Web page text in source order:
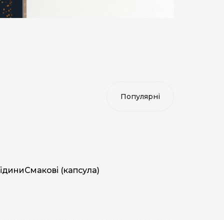
Смакові (капсула)